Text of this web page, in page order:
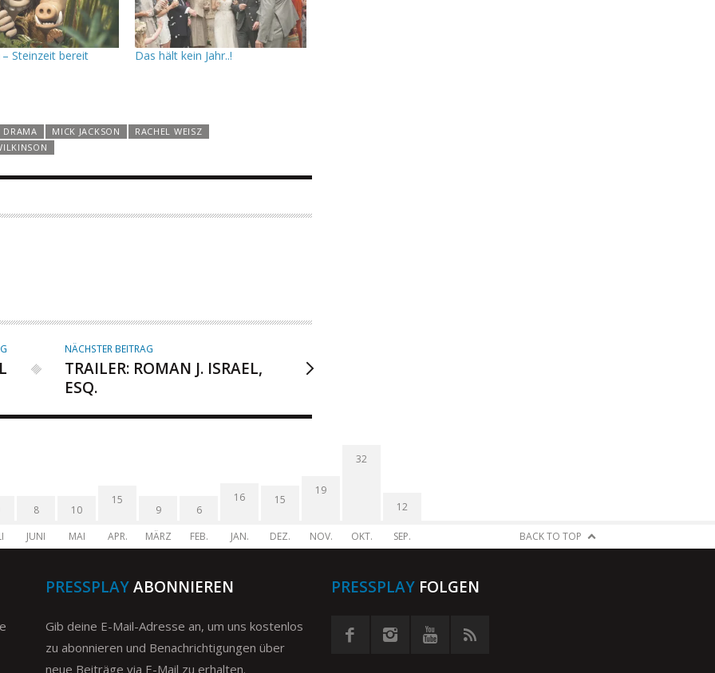
Steinzeit bereit Das hält kein Jahr..!
DRAMA MICK JACKSON
RACHEL WEISZ
NÄCHSTER BEITRAG
TRAILER: ROMAN J. ISRAEL,
ESQ.
8
JUNI
10
MAI
15
APR.
9
MÄRZ
6
FEB.
16
JAN.
15
DEZ.
19
NOV.
32
OKT.
12
SEP. BACK TO TOP
PRESSPLAYABONNIEREN
Gib deine E-Mail-Adresse an, um uns kostenlos
zu abonnieren und Benachrichtigungen über
neue Beiträge via E-Mail zu erhalten.
PRESSPLAYFOLGEN